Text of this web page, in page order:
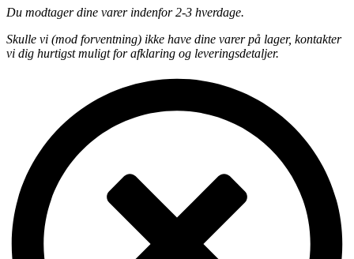
Du modtager dine varer indenfor 2-3 hverdage.
Skulle vi (mod forventning) ikke have dine varer på lager, kontakter
vi dig hurtigst muligt for afklaring og leveringsdetaljer.